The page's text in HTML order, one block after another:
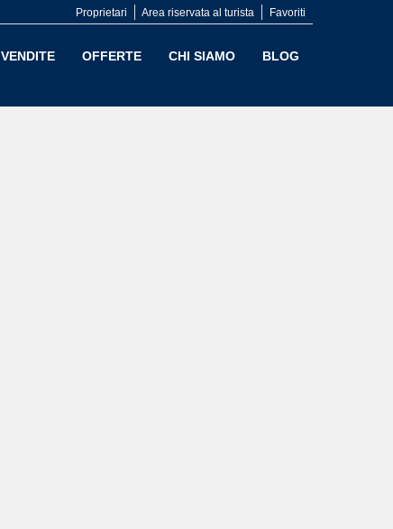
Favoriti
Area riservata al turista
Proprietari
VENDITE OFFERTE CHI SIAMO BLOG